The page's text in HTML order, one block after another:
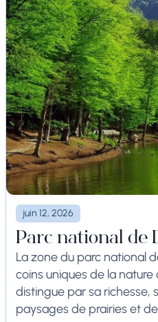
juin 12, 2026
Parc national de
La zone du parc national
coins uniques de la
distingue par sa richesse,
paysages de prairies et